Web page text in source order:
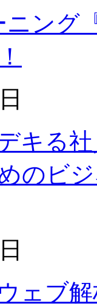
ニング
キる
のビ
ェブ